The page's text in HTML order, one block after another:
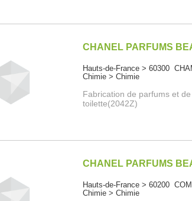
CHANEL PARFUMS
Hauts-de-France > 60300
Chimie > Chimie
Fabrication de parfums et
toilette(2042Z)
CHANEL PARFUMS
Hauts-de-France > 60200
Chimie > Chimie